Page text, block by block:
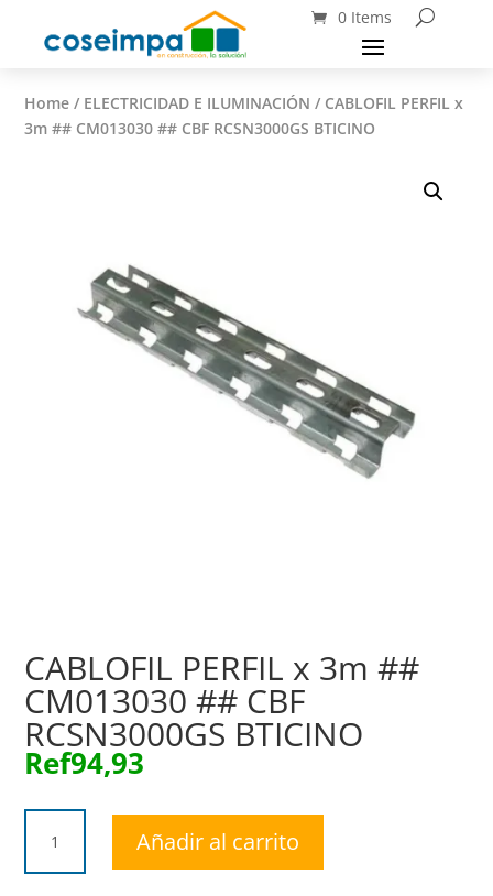
0 Items
Home / ELECTRICIDAD E ILUMINACIÓN / CABLOFIL PERFIL x
3m ## CM013030 ## CBF RCSN3000GS BTICINO
CABLOFIL PERFIL x 3m ##
CM013030 ## CBF
RCSN3000GS BTICINO
Ref94,93
PERFIL
x
Añadir al carrito